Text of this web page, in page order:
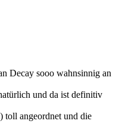
Decay sooo wahnsinnig an
und da ist definitiv
toll angeordnet und die